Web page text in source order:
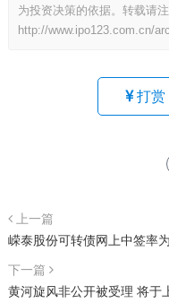
为投资决策的依据。转载请注
http://www.ipo123.com.cn/
打赏
上一篇
嵘泰股份可转债网上中签率
下一篇
黄河旋风非公开被受理 将于